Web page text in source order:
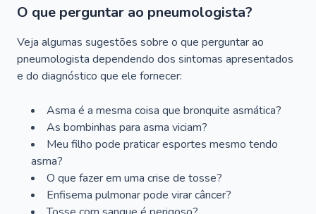
O que perguntar ao pneumologista?
Veja algumas sugestões sobre o que perguntar ao
pneumologista dependendo dos sintomas apresentados
e do diagnóstico que ele fornecer:
Asma é a mesma coisa que bronquite asmática?
As bombinhas para asma viciam?
Meu filho pode praticar esportes mesmo tendo
asma?
O que fazer em uma crise de tosse?
Enfisema pulmonar pode virar câncer?